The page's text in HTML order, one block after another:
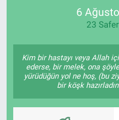
6
23
Kim bir hastayı veya Allah
ederse, bir melek, ona
yürüdüğün yol ne hoş, (bu
bir köşk
RESMİ İLANLAR